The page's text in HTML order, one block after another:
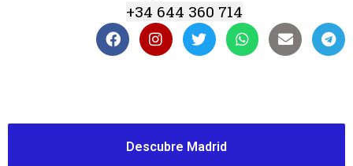
+34 644 360 714
Descubre Madrid